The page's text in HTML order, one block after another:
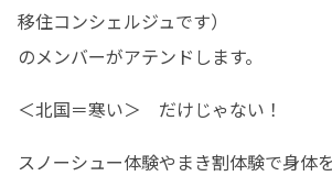
移住コンシェルジュです）
のメンバーがアテンドします。
＜北国＝寒い＞　だけじゃない！
スノーシュー体験やまき割体験で身体